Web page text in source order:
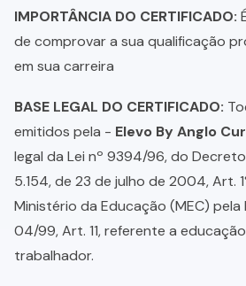
IMPORTÂNCIA DO CERTIFICADO:
de comprovar a sua qualificação
em sua carreira
BASE LEGAL DO CERTIFICADO:
emitidos pela - Elevo By Anglo
legal da Lei nº 9394/96, do
5.154, de 23 de julho de 2004, Art.
Ministério da Educação (MEC) pela
04/99, Art. 11, referente a
trabalhador.